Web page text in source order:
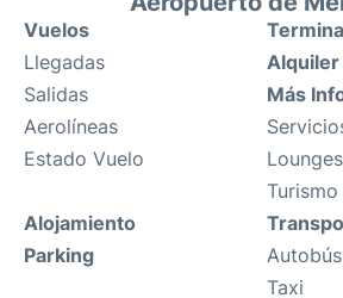
Vuelos
Llegadas
Salidas
Aerolíneas
Estado Vuelo
Alquiler
Más
Lounges
Turismo
Alojamiento
Parking
Autobús
Taxi